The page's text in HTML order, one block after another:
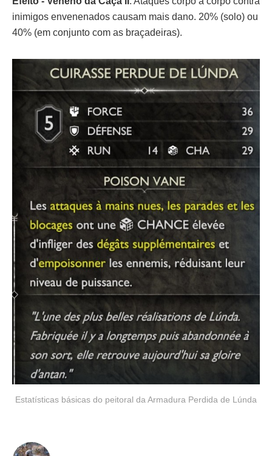
inimigos envenenados causam mais dano. 20% (solo) ou
40% (em conjunto com as braçadeiras).
Estatísticas básicas do peitoral da Armadura Perdida de Lúnda